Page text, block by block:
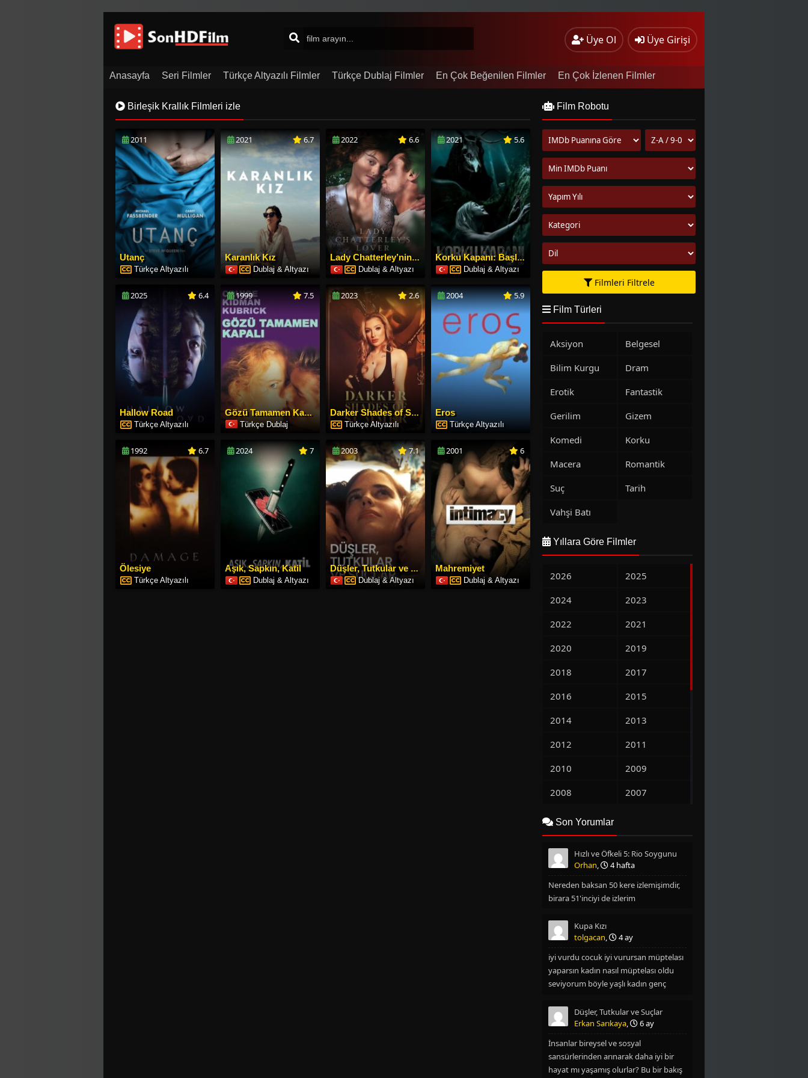
Üye Ol Üye Girişi
Anasayfa Seri Filmler Türkçe Altyazılı Filmler Türkçe Dublaj Filmler En Çok Beğenilen Filmler
En Çok İzlenen Filmler
Birleşik Krallık Filmleri izle
2011
Utanç
Türkçe Altyazılı
2021 6.7
Karanlık Kız
Dublaj & Altyazı
2022 6.6
Lady Chatterley’nin Sevgilisi
Dublaj & Altyazı
2021 5.6
Korku Kapanı: Başlangıç
Dublaj & Altyazı
2025 6.4
Hallow Road
Türkçe Altyazılı
1999 7.5
Gözü Tamamen Kapalı
Türkçe Dublaj
2023 2.6
Darker Shades of Summer
Türkçe Altyazılı
2004 5.9
Eros
Türkçe Altyazılı
1992 6.7
Ölesiye
Türkçe Altyazılı
2024 7
Aşık, Sapkın, Katil
Dublaj & Altyazı
2003 7.1
Düşler, Tutkular ve Suçlar
Dublaj & Altyazı
2001 6
Mahremiyet
Dublaj & Altyazı
Film Robotu
Filmleri Filtrele
Film Türleri
Aksiyon
Belgesel
Bilim Kurgu
Dram
Erotik
Fantastik
Gerilim
Gizem
Komedi
Korku
Macera
Romantik
Suç
Tarih
Vahşi Batı
Yıllara Göre Filmler
2026
2025
2024
2023
2022
2021
2020
2019
2018
2017
2016
2015
2014
2013
2012
2011
2010
2009
2008
2007
2006
2001
2000
1999
1997
1994
1993
1992
1990
1977
1976
1975
1974
Son Yorumlar
Hızlı ve Öfkeli 5: Rio Soygunu
Orhan,
4 hafta
Nereden baksan 50 kere izlemişimdir,
birara 51'inciyi de izlerim
Kupa Kızı
tolgacan,
4 ay
iyi vurdu cocuk iyi vurursan müptelası
yaparsın kadın nasıl müptelası oldu
seviyorum böyle yaşlı kadın genç
Düşler, Tutkular ve Suçlar
Erkan Sarıkaya,
6 ay
İnsanlar bireysel ve sosyal
sansürlerinden arınarak daha iyi bir
hayat mı yaşamış olurlar? Bu bir bakış